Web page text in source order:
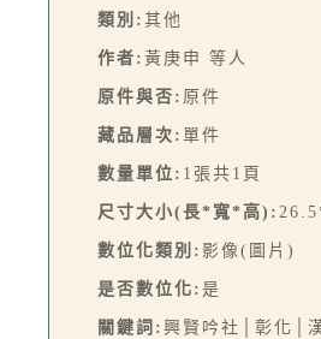
類別: 其他
作者: 黃庚申 等人
原件與否: 原件
藏品層次: 單件
數量單位: 1張共1頁
尺寸大小(長*寬*高):
數位化類別: 影像(圖片)
是否數位化: 是
關鍵詞: 興賢吟社│彰化│